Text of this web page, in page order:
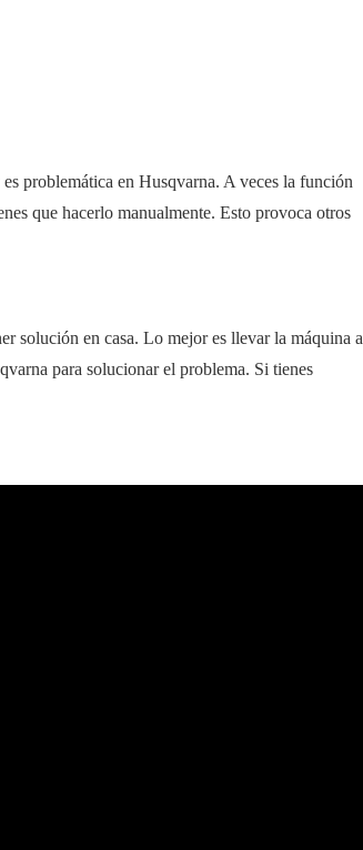
problemática en Husqvarna. A veces la función
que hacerlo manualmente. Esto provoca otros
solución en casa. Lo mejor es llevar la máquina a
para solucionar el problema. Si tienes